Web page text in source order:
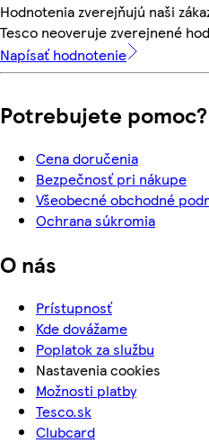
Hodnotenia zverejňujú naši
Tesco neoveruje zverejnené
Napísať hodnotenie
Potrebujete pomoc?
Cena doručenia
Bezpečnosť pri nákupe
Všeobecné obchodné
Ochrana súkromia
O nás
Prístupnosť
Kde dovážame
Poplatok za službu
Nastavenia cookies
Možnosti platby
Tesco.sk
Clubcard